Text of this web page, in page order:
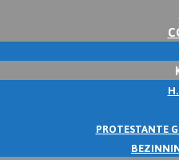
PROTESTANTE